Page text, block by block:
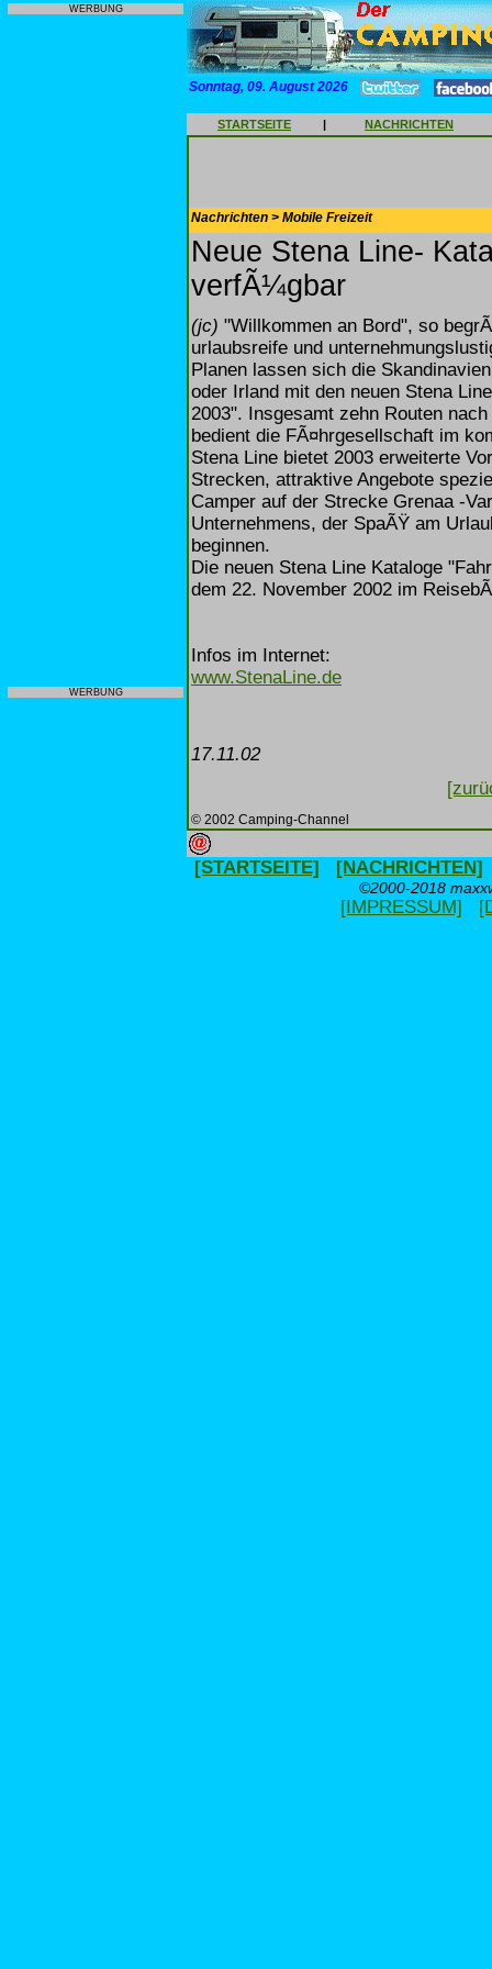
WERBUNG
WERBUNG
Sonntag, 09. August 2026
STARTSEITE | NACHRICHTEN
Nachrichten > Mobile Freizeit
Neue Stena Line-
verfÃ¼gbar
(jc) "Willkommen an Bord", so
urlaubsreife und
Planen lassen sich die
oder Irland mit den neuen Stena
2003". Insgesamt zehn Routen
bedient die FÃ¤hrgesellschaft im
Stena Line bietet 2003 erweiterte
Strecken, attraktive Angebote
Camper auf der Strecke Grenaa -
Unternehmens, der SpaÃŸ am
beginnen.
Die neuen Stena Line Kataloge
dem 22. November 2002 im
Infos im Internet:
www.StenaLine.de
17.11.02
© 2002 Camping-Channel
[STARTSEITE] [NACHRICHTEN]
©2000-2018
[IMPRESSUM]